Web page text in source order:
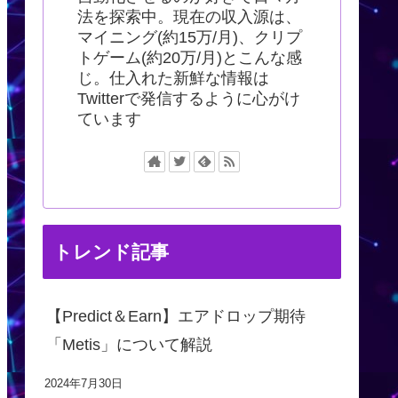
法を探索中。現在の収入源は、
マイニング(約15万/月)、クリプ
トゲーム(約20万/月)とこんな感
じ。仕入れた新鮮な情報は
Twitterで発信するように心がけ
ています
トレンド記事
【Predict＆Earn】エアドロップ期待
「Metis」について解説
2024年7月30日